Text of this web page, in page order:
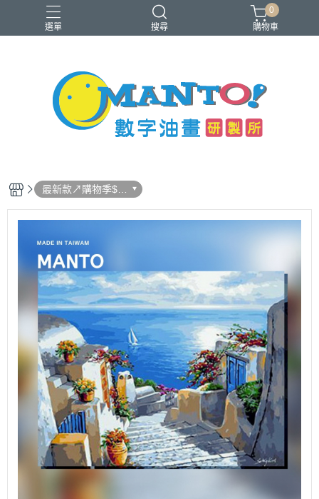
選單 搜尋
40x50cm 50x65cm
入門推薦款
本款免費升級淡彩縮時畫布
0
購物車
最新款↗購物季$2
79